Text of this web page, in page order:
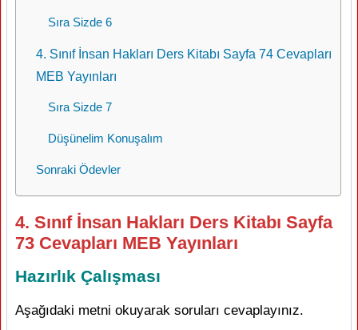
Sıra Sizde 6
4. Sınıf İnsan Hakları Ders Kitabı Sayfa 74 Cevapları
MEB Yayınları
Sıra Sizde 7
Düşünelim Konuşalım
Sonraki Ödevler
4. Sınıf İnsan Hakları Ders Kitabı Sayfa
73 Cevapları MEB Yayınları
Hazırlık Çalışması
Aşağıdaki metni okuyarak soruları cevaplayınız.